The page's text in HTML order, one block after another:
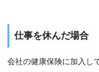
仕事を休んだ場合
会社の健康保険に加入し